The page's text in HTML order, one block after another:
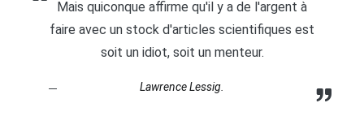
Mais quiconque affirme qu'il y a de l'argent à
faire avec un stock d'articles scientifiques est
soit un idiot, soit un menteur.
Lawrence Lessig.